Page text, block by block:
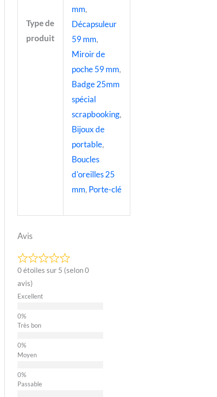
Type de
produit
mm,
Décapsuleur
59 mm,
Miroir de
poche 59 mm,
Badge 25mm
spécial
scrapbooking,
Bijoux de
portable,
Boucles
d'oreilles 25
mm, Porte-clé
Avis
0 étoiles sur 5 (selon 0
avis)
Excellent
Très bon
Moyen
Passable